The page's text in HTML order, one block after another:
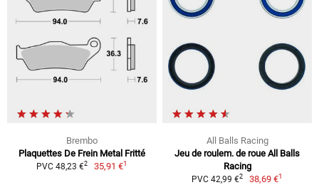
Brembo
Plaquettes De Frein Metal Fritté
PVC 48,23 €2 35,91 €1
All Balls Racing
Jeu de roulem. de roue All Balls
Racing
PVC 42,99 €2 38,69 €1